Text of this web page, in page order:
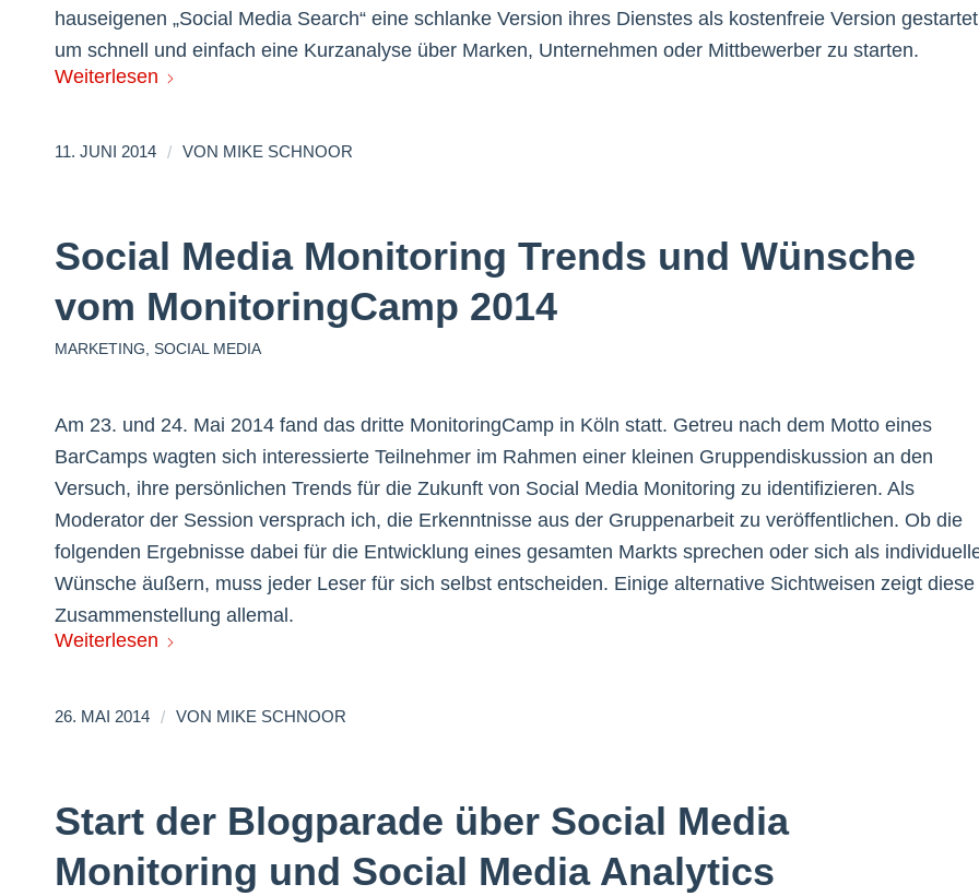
hauseigenen „Social Media Search“ eine schlanke Version ihres Dienstes als kostenfreie Version
um schnell und einfach eine Kurzanalyse über Marken, Unternehmen oder Mittbewerber zu starten.
Weiterlesen
11. JUNI 2014 / VON MIKE SCHNOOR
Social Media Monitoring Trends und Wünsche
vom MonitoringCamp 2014
MARKETING, SOCIAL MEDIA
Am 23. und 24. Mai 2014 fand das dritte MonitoringCamp in Köln statt. Getreu nach dem Motto eines
BarCamps wagten sich interessierte Teilnehmer im Rahmen einer kleinen Gruppendiskussion an den
Versuch, ihre persönlichen Trends für die Zukunft von Social Media Monitoring zu identifizieren. Als
Moderator der Session versprach ich, die Erkenntnisse aus der Gruppenarbeit zu veröffentlichen. Ob die
folgenden Ergebnisse dabei für die Entwicklung eines gesamten Markts sprechen oder sich als
Wünsche äußern, muss jeder Leser für sich selbst entscheiden. Einige alternative Sichtweisen zeigt diese
Zusammenstellung allemal.
Weiterlesen
26. MAI 2014 / VON MIKE SCHNOOR
Start der Blogparade über Social Media
Monitoring und Social Media Analytics